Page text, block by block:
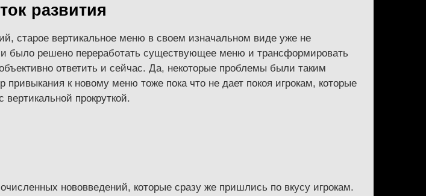
развития
старое вертикальное меню в своем изначальном виде уже не
было решено переработать существующее меню и трансформировать
ответить и сейчас. Да, некоторые проблемы были таким
к новому меню тоже пока что не дает покоя игрокам, которые
прокруткой.
нововведений, которые сразу же пришлись по вкусу игрокам.